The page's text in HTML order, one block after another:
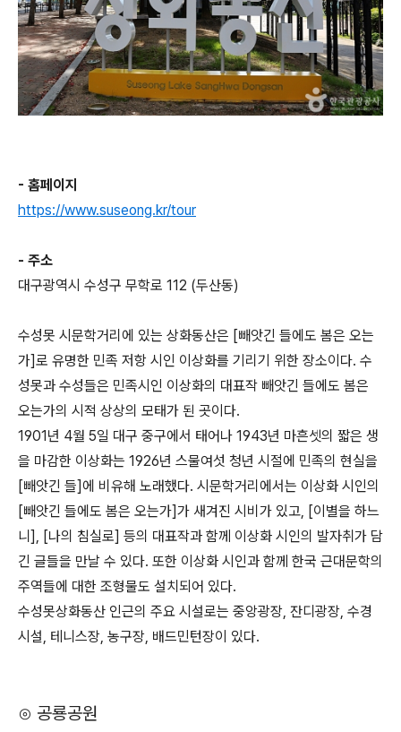
- 홈페이지
https://www.suseong.kr/tour
- 주소
대구광역시 수성구 무학로 112 (두산동)
수성못 시문학거리에 있는 상화동산은 [빼앗긴 들에도 봄은 오는
가]로 유명한 민족 저항 시인 이상화를 기리기 위한 장소이다. 수
성못과 수성들은 민족시인 이상화의 대표작 빼앗긴 들에도 봄은
오는가의 시적 상상의 모태가 된 곳이다.
1901년 4월 5일 대구 중구에서 태어나 1943년 마흔셋의 짧은 생
을 마감한 이상화는 1926년 스물여섯 청년 시절에 민족의 현실을
[빼앗긴 들]에 비유해 노래했다. 시문학거리에서는 이상화 시인의
[빼앗긴 들에도 봄은 오는가]가 새겨진 시비가 있고, [이별을 하느
니], [나의 침실로] 등의 대표작과 함께 이상화 시인의 발자취가 담
긴 글들을 만날 수 있다. 또한 이상화 시인과 함께 한국 근대문학의
주역들에 대한 조형물도 설치되어 있다.
수성못상화동산 인근의 주요 시설로는 중앙광장, 잔디광장, 수경
시설, 테니스장, 농구장, 배드민턴장이 있다.
⊙ 공룡공원